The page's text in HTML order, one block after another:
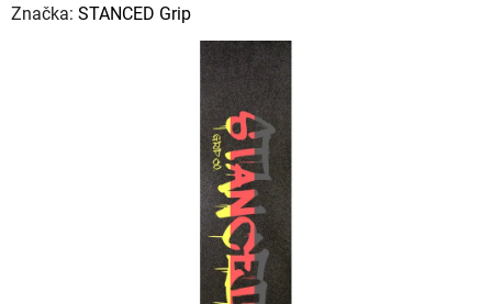
hodnocení
Značka: STANCED Grip